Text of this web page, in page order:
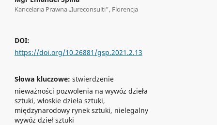
Kancelaria Prawna „Iureconsulti”, Florencja
DOI:
https://doi.org/10.26881/gsp.2021.2.13
Słowa kluczowe: stwierdzenie
nieważności pozwolenia na wywóz dzieła
sztuki, włoskie dzieła sztuki,
międzynarodowy rynek sztuki, nielegalny
wywóz dzieł sztuki